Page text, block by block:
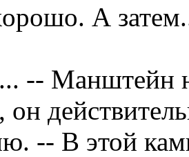
А
-- Манштейн
он
-- В этой